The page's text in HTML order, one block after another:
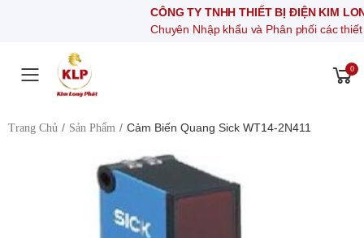
CÔNG TY TNHH THIẾT BỊ ĐIỆN KIM LONG PHÁT
Chuyên Nhập khẩu và Phân phối các thiết bị khí
Toggle mobile menu
0
Trang Chủ Sản Phẩm Cảm Biến Quang Sick WT14-2N411